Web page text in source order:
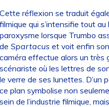
réflexion se traduit
qui s’intensifie tout
lorsque Trumbo
Spartacus et voit enfin
effectue alors un très
où les lettres de
verre de ses lunettes. D’un
plan symbolise non
de l’industrie filmique,